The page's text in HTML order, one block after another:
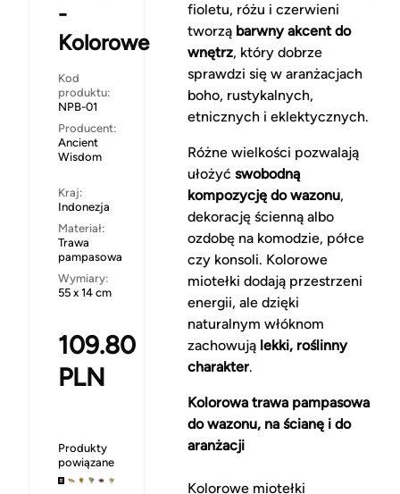
-
Kolorowe
Kod
produktu:
NPB-01
Producent:
Ancient
Wisdom
Kraj:
Indonezja
Materiał:
Trawa
pampasowa
Wymiary:
55 x 14 cm
109.80
PLN
Produkty
powiązane
fioletu, różu i czerwieni
tworzą barwny akcent do
wnętrz, który dobrze
sprawdzi się w aranżacjach
boho, rustykalnych,
etnicznych i eklektycznych.
Różne wielkości pozwalają
ułożyć swobodną
kompozycję do wazonu,
dekorację ścienną albo
ozdobę na komodzie, półce
czy konsoli. Kolorowe
miotełki dodają przestrzeni
energii, ale dzięki
naturalnym włóknom
zachowują lekki, roślinny
charakter.
Kolorowa trawa pampasowa
do wazonu, na ścianę i do
aranżacji
Kolorowe miotełki